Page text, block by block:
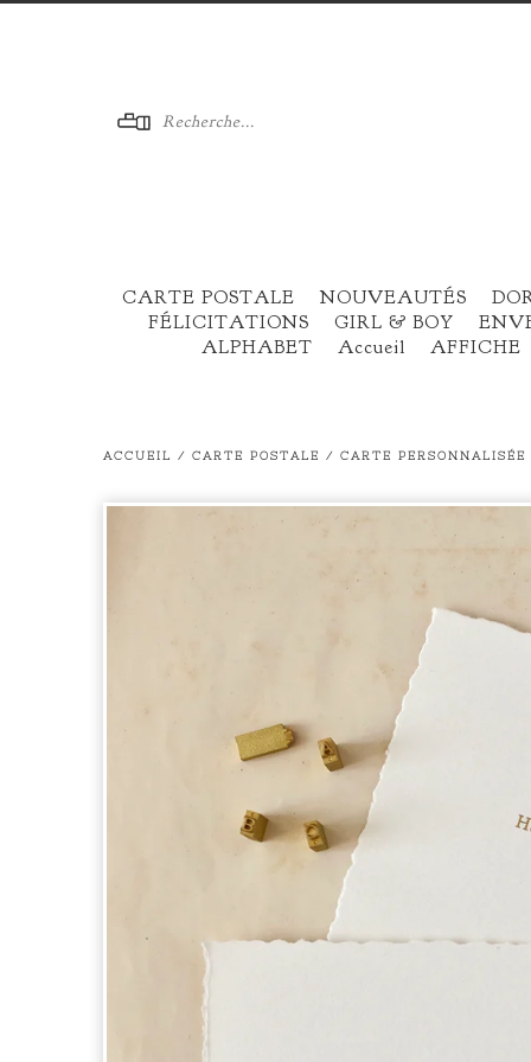
CARTE POSTALE NOUVEAUTÉS
FÉLICITATIONS
GIRL & BOY
ALPHABET
Accueil AFFICHE
ACCUEIL / CARTE POSTALE / CARTE